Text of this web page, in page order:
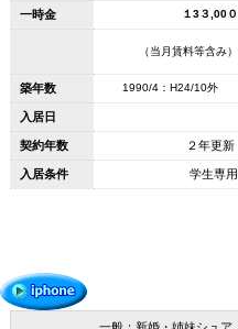
一時金 １3３,00０
（当月賃料等含み）
築年数 1990/4：H24/10外
入居日
契約年数 ２年更新
入居条件 学生専用